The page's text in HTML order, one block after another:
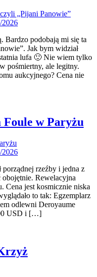
2026
Bardzo podobają mi się ta
Jak bym widział
lufa 🙂 Nie wiem tylko
pośmiertny, ale legitny.
aukcyjnego? Cena nie
w Paryżu
2026
rzeźby i jedna z
Rewelacyjna
Cena jest kosmicznie niska
to tak: Egzemplarz
odlewni Deroyaume
USD i […]